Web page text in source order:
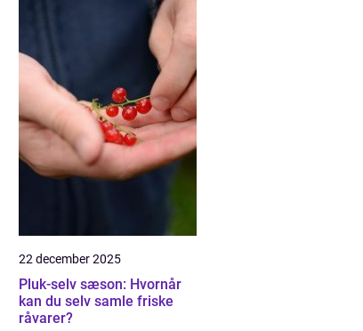
22 december 2025
Pluk-selv sæson: Hvornår
kan du selv samle friske
råvarer?